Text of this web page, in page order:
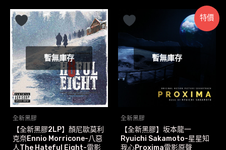
暫無庫存
全新黑膠
【全新黑膠2LP】顏尼歐莫利
克奈Ennio Morricone-八惡
人The Hateful Eight-電影
特價
暫無庫存
全新黑膠
【全新黑膠】坂本龍一
Ryuichi Sakamoto-星星知
我心Proxima電影原聲